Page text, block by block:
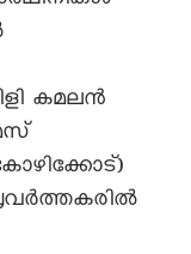
കമലൻ